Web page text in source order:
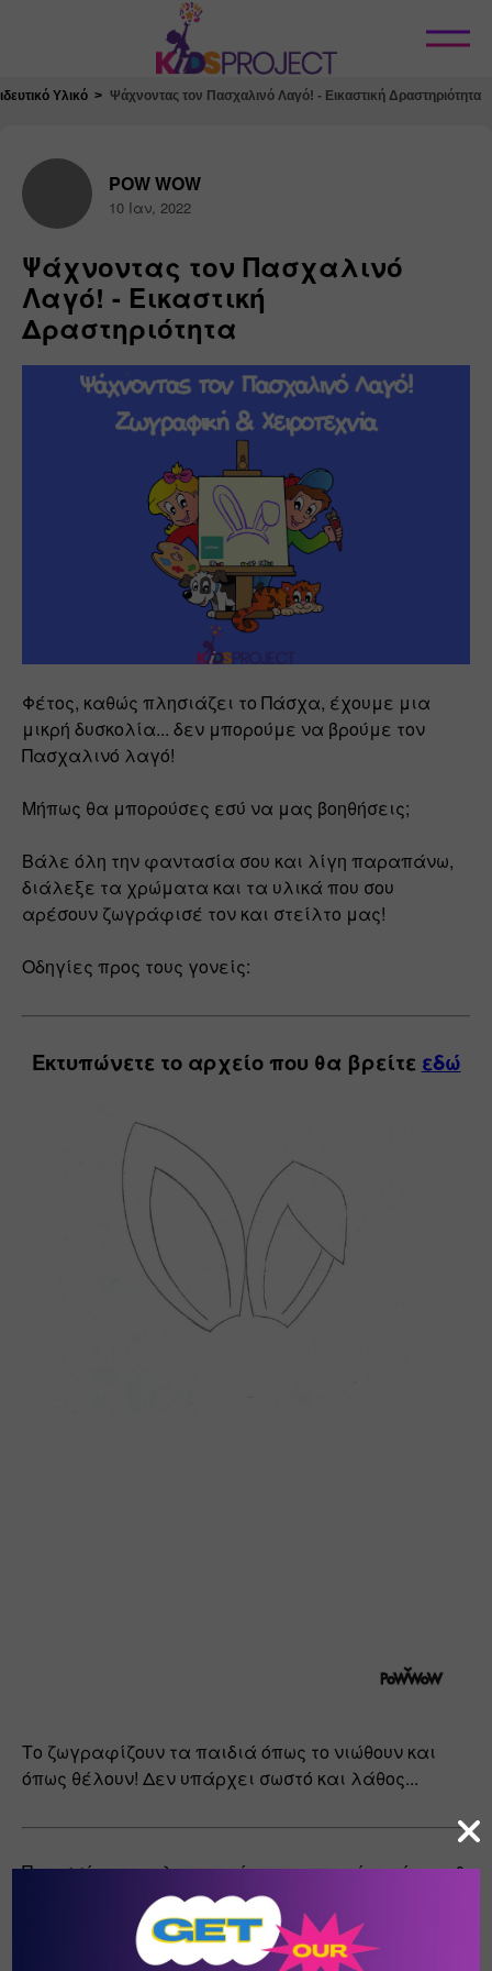
Κλείσιμο
Υλικό Ψάχνοντας τον Πασχαλινό Λαγό! - Εικαστική Δραστηριότητα
POW WOW
10 Ιαν, 2022
Ψάχνοντας τον Πασχαλινό
Λαγό! - Εικαστική
Δραστηριότητα
Φέτος, καθώς πλησιάζει το Πάσχα, έχουμε μια
μικρή δυσκολία... δεν μπορούμε να βρούμε τον
Πασχαλινό λαγό!
Μήπως θα μπορούσες εσύ να μας βοηθήσεις;
Βάλε όλη την φαντασία σου και λίγη παραπάνω,
διάλεξε τα χρώματα και τα υλικά που σου
αρέσουν ζωγράφισέ τον και στείλτο μας!
Οδηγίες προς τους γονείς:
Εκτυπώνετε το αρχείο που θα βρείτε εδώ
Το ζωγραφίζουν τα παιδιά όπως το νιώθουν και
όπως θέλουν! Δεν υπάρχει σωστό και λάθος...
Περισσότερες πληροφορίες για τον χώρο τέχνης &
πολιτισμού POW WOW θα βρείτε
DIY #ΠΆΣΧΑ # ΕΚΤΥΠΏΣΙΜΑ
ΖΩΓΡΑΦΙΚΉ